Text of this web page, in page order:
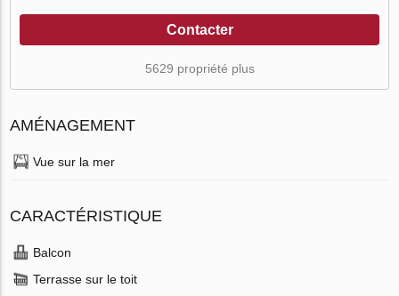
Contacter
5629 propriété plus
AMÉNAGEMENT
Vue sur la mer
CARACTÉRISTIQUE
Balcon
Terrasse sur le toit